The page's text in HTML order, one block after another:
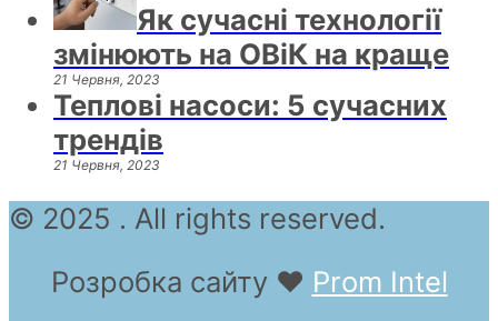
Як сучасні технології
змінюють на ОВіК на краще
21 Червня, 2023
Теплові насоси: 5 сучасних
трендів
21 Червня, 2023
© 2025 . All rights reserved.
Розробка сайту ❤ Prom Intel